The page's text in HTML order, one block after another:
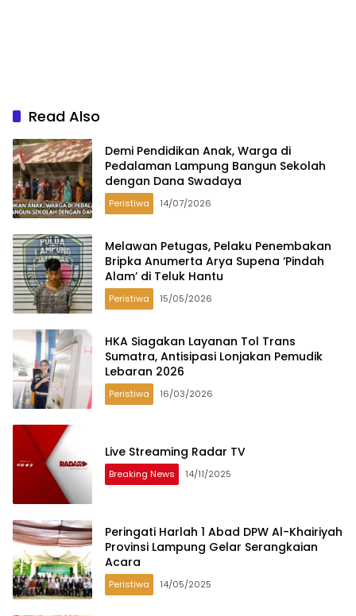
Read Also
Demi Pendidikan Anak, Warga di
Pedalaman Lampung Bangun Sekolah
dengan Dana Swadaya
Peristiwa 14/07/2026
Melawan Petugas, Pelaku Penembakan
Bripka Anumerta Arya Supena ‘Pindah
Alam’ di Teluk Hantu
Peristiwa 15/05/2026
HKA Siagakan Layanan Tol Trans
Sumatra, Antisipasi Lonjakan Pemudik
Lebaran 2026
Peristiwa 16/03/2026
Live Streaming Radar TV
Breaking News 14/11/2025
Peringati Harlah 1 Abad DPW Al-Khairiyah
Provinsi Lampung Gelar Serangkaian
Acara
Peristiwa 14/05/2025